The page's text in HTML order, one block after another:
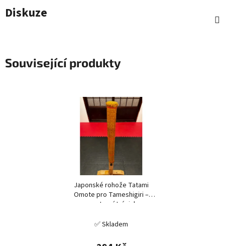
Diskuze
Související produkty
Japonské rohože Tatami
Omote pro Tameshigiri –
sportovní trénink
✅ Skladem